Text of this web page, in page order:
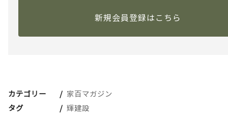
新規会員登録はこちら
カテゴリー
家百マガジン
タグ
輝建設